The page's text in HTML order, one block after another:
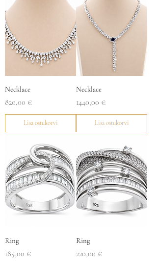
Necklace
Price
820,00 €
Lisa ostukorvi
Necklace
Price
1440,00 €
Lisa ostukorvi
Ring
Price
185,00 €
Ring
Price
220,00 €